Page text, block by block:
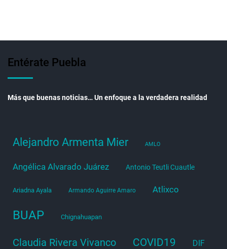
Entérate Puebla
Más que buenas noticias… Un enfoque a la verdadera realidad
Alejandro Armenta Mier AMLO
Angélica Alvarado Juárez Antonio Teutli Cuautle
Ariadna Ayala Armando Aguirre Amaro Atlixco
BUAP Chignahuapan
Claudia Rivera Vivanco COVID19 DIF